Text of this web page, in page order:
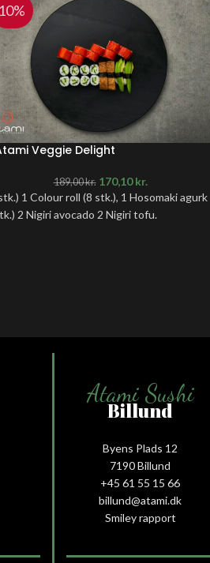
10%
Veggie Delight
189,00kr. 170,10kr.
1 Colour roll (8 stk.), 1 Hosomaki agurk
2 Nigiri avocado 2 Nigiri tofu.
Atami Sushi
Billund
Byens Plads 12
7190 Billund
+45 61 55 15 66‬
billund@atami.dk
Smiley rapport